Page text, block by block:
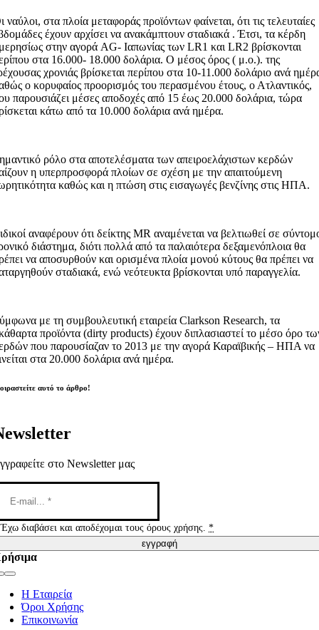
ναύλοι, στα πλοία μεταφοράς προϊόντων φαίνεται, ότι τις τελευταίες
έχουν αρχίσει να ανακάμπτουν σταδιακά . Έτσι, τα κέρδη
στην αγορά AG- Ιαπωνίας των LR1 και LR2 βρίσκονται
στα 16.000- 18.000 δολάρια. Ο μέσος όρος ( μ.ο.). της
χρονιάς βρίσκεται περίπου στα 10-11.000 δολάριο ανά
ο κορυφαίος προορισμός του περασμένου έτους, ο Ατλαντικός,
παρουσιάζει μέσες αποδοχές από 15 έως 20.000 δολάρια, τώρα
κάτω από τα 10.000 δολάρια ανά ημέρα.
ρόλο στα αποτελέσματα των απειροελάχιστων κερδών
η υπερπροσφορά πλοίων σε σχέση με την απαιτούμενη
καθώς και η πτώση στις εισαγωγές βενζίνης στις ΗΠΑ.
αναφέρουν ότι δείκτης MR αναμένεται να βελτιωθεί σε
διάστημα, διότι πολλά από τα παλαιότερα δεξαμενόπλοια θα
να αποσυρθούν και ορισμένα πλοία μονού κύτους θα πρέπει να
σταδιακά, ενώ νεότευκτα βρίσκονται υπό παραγγελία.
με τη συμβουλευτική εταιρεία Clarkson Research, τα
προϊόντα (dirty products) έχουν διπλασιαστεί το μέσο όρο
που παρουσίαζαν το 2013 με την αγορά Καραϊβικής – ΗΠΑ να
στα 20.000 δολάρια ανά ημέρα.
αυτό το άρθρο!
στο Newsletter μας
Έχω διαβάσει και αποδέχομαι τους όρους χρήσης.*
εγγραφή
Η Εταιρεία
Όροι Χρήσης
Επικοινωνία